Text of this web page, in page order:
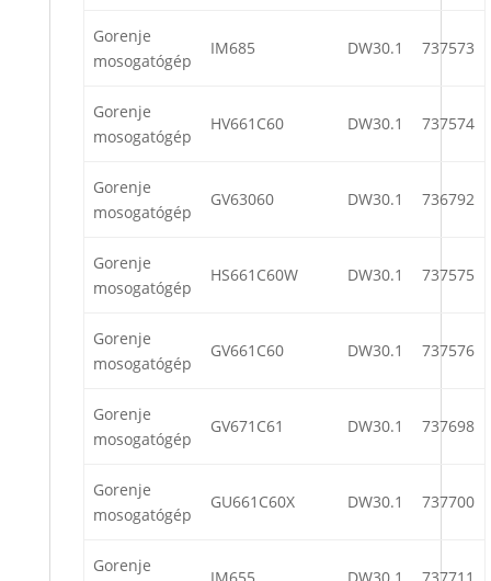
Gorenje
mosogatógép
IM685 DW30.1 737573
Gorenje
mosogatógép
HV661C60 DW30.1 737574
Gorenje
mosogatógép
GV63060 DW30.1 736792
Gorenje
mosogatógép
HS661C60W DW30.1 737575
Gorenje
mosogatógép
GV661C60 DW30.1 737576
Gorenje
mosogatógép
GV671C61 DW30.1 737698
Gorenje
mosogatógép
GU661C60X DW30.1 737700
Gorenje